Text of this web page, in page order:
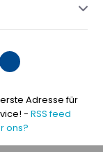
Adresse für
- RSS feed
ons?